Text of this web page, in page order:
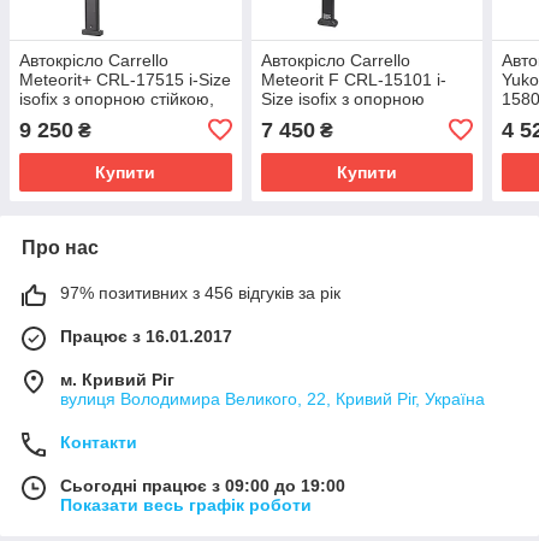
Автокрісло Carrello
Meteorit+ CRL-17515 i-Size
isofix з опорною стійкою,
9 250 ₴
Купити
Автокрісло Carrello
Meteorit F CRL-15101 i-
Size isofix з опорною
7 450₴
Купити
4
Про нас
97% позитивних з 456 відгуків за рік
Працює з 16.01.2017
м. Кривий Ріг
вулиця Володимира Великого, 22, Кривий Ріг, Україна
Контакти
Сьогодні працює з 09:00 до 19:00
Показати весь графік роботи